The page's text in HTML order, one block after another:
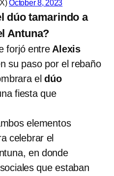
October 8, 2023
dúo tamarindo a
Antuna?
forjó entreAlexis
su paso por el rebaño
eldúo
fiesta que
elementos
celebrar el
en donde
que estaban